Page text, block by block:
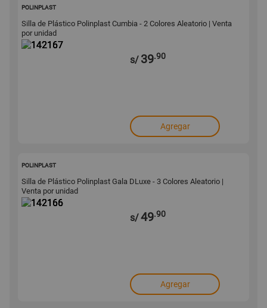
POLINPLAST
Silla de Plástico Polinplast Cumbia - 2 Colores Aleatorio | Venta
por unidad
s/ 39.90
Agregar
POLINPLAST
Silla de Plástico Polinplast Gala DLuxe - 3 Colores Aleatorio |
Venta por unidad
s/49.90
Agregar